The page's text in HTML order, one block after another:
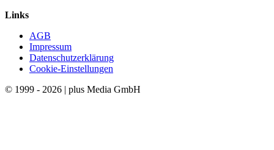
Links
AGB
Impressum
Datenschutzerklärung
Cookie-Einstellungen
© 1999 - 2026 | plus Media GmbH